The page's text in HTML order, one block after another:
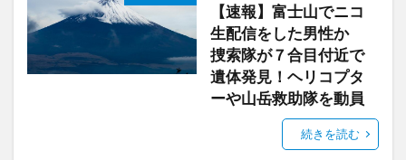
【速報】富士山でニコ
生配信をした男性か
捜索隊が７合目付近で
遺体発見！ヘリコプタ
ーや山岳救助隊を動員
続きを読む